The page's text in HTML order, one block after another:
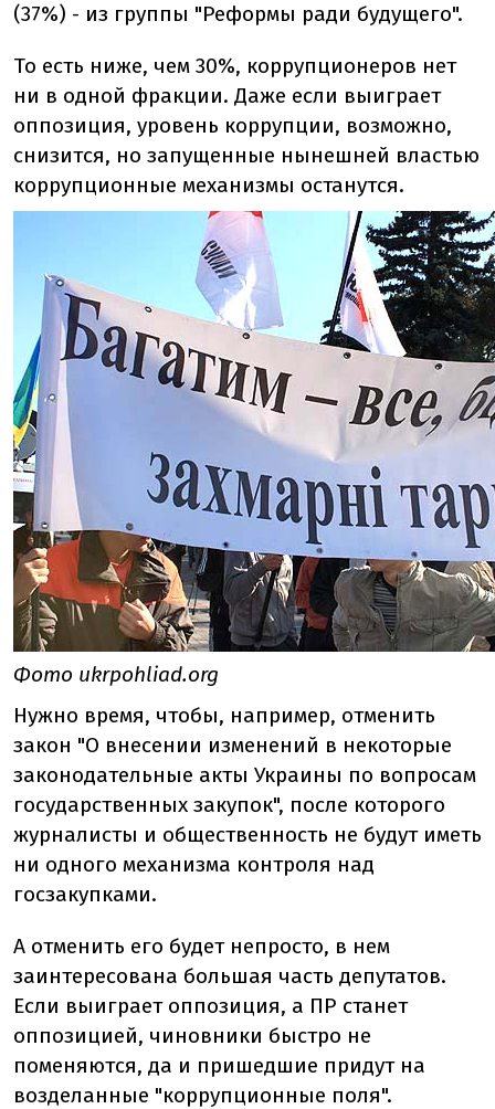
(37%) - из группы "Реформы ради будущего".
То есть ниже, чем 30%, коррупционеров нет
ни в одной фракции. Даже если выиграет
оппозиция, уровень коррупции, возможно,
снизится, но запущенные нынешней властью
коррупционные механизмы останутся.
Фото ukrpohliad.org
Нужно время, чтобы, например, отменить
закон "О внесении изменений в некоторые
законодательные акты Украины по вопросам
государственных закупок", после которого
журналисты и общественность не будут иметь
ни одного механизма контроля над
госзакупками.
А отменить его будет непросто, в нем
заинтересована большая часть депутатов.
Если выиграет оппозиция, а ПР станет
оппозицией, чиновники быстро не
поменяются, да и пришедшие придут на
возделанные "коррупционные поля".